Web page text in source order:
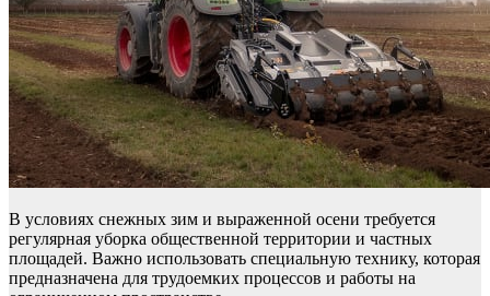
В условиях снежных зим и выраженной осени требуется
регулярная уборка общественной территории и частных
площадей. Важно использовать специальную технику, которая
предназначена для трудоемких процессов и работы на